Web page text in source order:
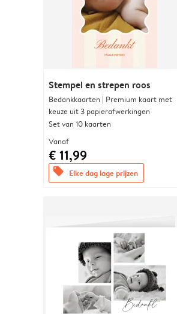
Stempel en strepen roos
Bedankkaarten | Premium kaart met
keuze uit 3 papierafwerkingen
Set van 10 kaarten
Vanaf
€ 11,99
offers Elke dag lage prijzen